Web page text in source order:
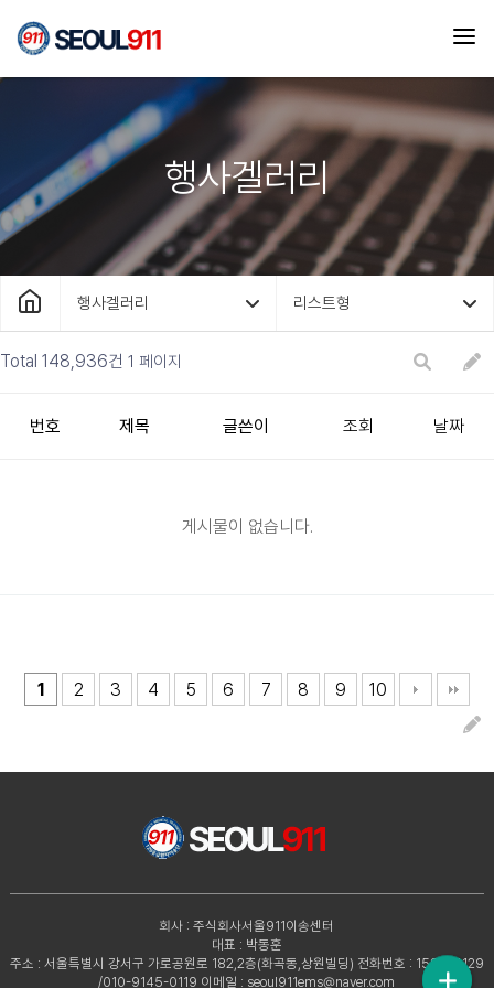
행사겔러리
행사겔러리 리스트형
Total 148,936건 1 페이지
번호 제목 글쓴이 조회 날짜
게시물이 없습니다.
1 2 3 4 5 6 7 8 9 10
회사 : 주식회사서울911이송센터
대표 : 박동훈
주소 : 서울특별시 강서구 가로공원로 182,2층(화곡동,상원빌딩) 전화번호 : 1588-4129
/010-9145-0119 이메일 : seoul911ems@naver.com